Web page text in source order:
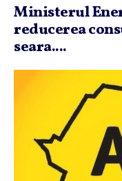
Ministerul
reducerea
seara....